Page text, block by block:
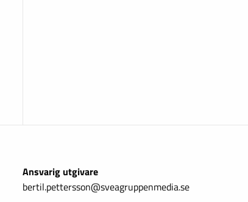
Ansvarig utgivare
bertil.pettersson@sveagruppenmedia.se